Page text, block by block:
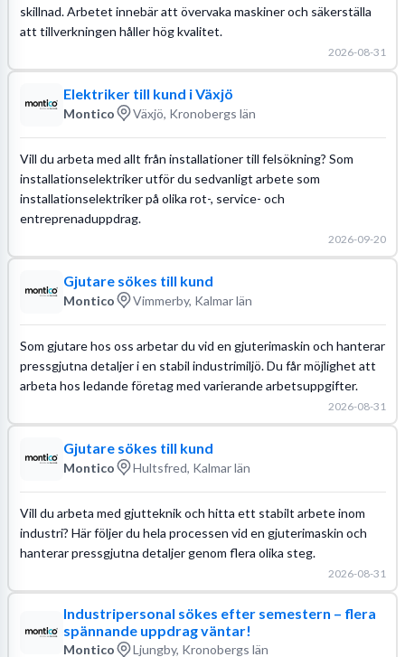
skillnad. Arbetet innebär att övervaka maskiner och säkerställa
att tillverkningen håller hög kvalitet.
2026-08-31
Elektriker till kund i Växjö
Montico Växjö, Kronobergs län
Vill du arbeta med allt från installationer till felsökning? Som
installationselektriker utför du sedvanligt arbete som
installationselektriker på olika rot-, service- och
entreprenaduppdrag.
2026-09-20
Gjutare sökes till kund
Montico Vimmerby, Kalmar län
Som gjutare hos oss arbetar du vid en gjuterimaskin och hanterar
pressgjutna detaljer i en stabil industrimiljö. Du får möjlighet att
arbeta hos ledande företag med varierande arbetsuppgifter.
2026-08-31
Gjutare sökes till kund
Montico Hultsfred, Kalmar län
Vill du arbeta med gjutteknik och hitta ett stabilt arbete inom
industri? Här följer du hela processen vid en gjuterimaskin och
hanterar pressgjutna detaljer genom flera olika steg.
2026-08-31
Industripersonal sökes efter semestern – flera
spännande uppdrag väntar!
Montico Ljungby, Kronobergs län